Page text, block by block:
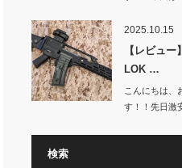
2025.10.15
【レビュ
LOK …
こんにちは、
す！！先日激
検索